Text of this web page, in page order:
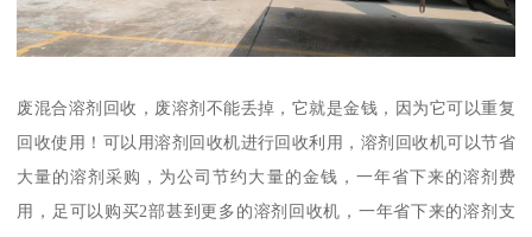
废混合溶剂回收，废溶剂不能丢掉，它就是金钱，因为它可以重复
回收使用！可以用溶剂回收机进行回收利用，溶剂回收机可以节省
大量的溶剂采购，为公司节约大量的金钱，一年省下来的溶剂费
用，足可以购买2部甚到更多的溶剂回收机，一年省下来的溶剂支